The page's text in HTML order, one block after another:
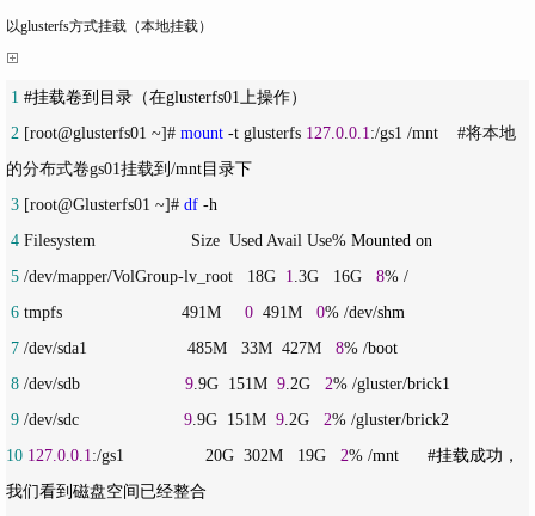
以glusterfs方式挂载（本地挂载）
1
2 [root@glusterfs01 ~]# mount -t glusterfs 127.0 0.1 :/gs1 /mnt    #将本地
的分布式卷gs01挂载到/
3 [root@Glusterfs01 ~]# df -
4 Filesystem                    Size  Used Avail Use%
5 /dev/mapper/VolGroup-lv_root   18G 1 .3G   16G 8
6 tmpfs                         491M 0
  491M
0% /dev/
7 /dev/sda1                     485M   33M  427M 8% /
8 /dev/sdb 9 .9G  151M 9 .2G 2% /gluster/
9 /dev/sdc 9 .9G  151M 9 .2G 2% /gluster/
10 127.0 0.1 :/gs1                 20G  302M   19G 2% /mnt      #挂载成功，